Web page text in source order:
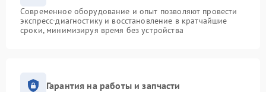
Современное оборудование и опыт позволяют провести
экспресс-диагностику и восстановление в кратчайшие
сроки, минимизируя время без устройства
Гарантия на работы и запчасти